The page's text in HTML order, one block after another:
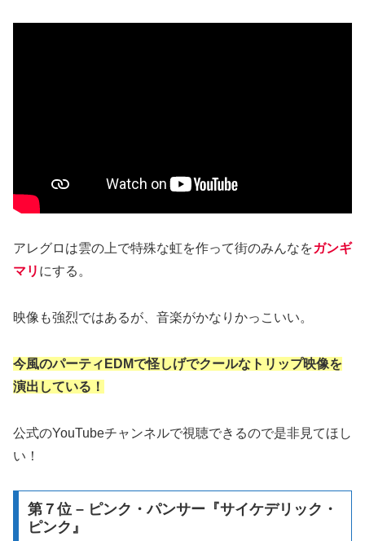
アレグロは雲の上で特殊な虹を作って街のみんなをガンギ
マリ にする。
映像も強烈ではあるが、音楽がかなりかっこいい。
今風のパーティEDMで怪しげでクールなトリップ映像を
演出している！
公式のYouTubeチャンネルで視聴できるので是非見てほし
い！
第７位 – ピンク・パンサー『サイケデリック・
ピンク』